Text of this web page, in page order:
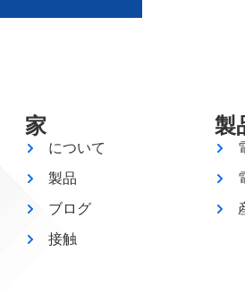
家
について
製品
ブログ
接触
製